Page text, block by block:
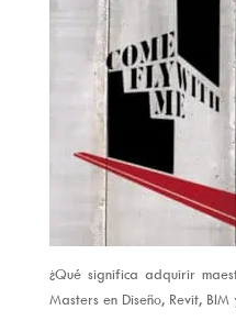
¿Qué significa adquirir
Masters en Diseño, Revit,